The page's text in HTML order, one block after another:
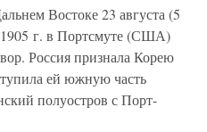
Востоке 23 августа (5
г. в Портсмуте (США)
Россия признала Корею
ей южную часть
полуостров с Порт-